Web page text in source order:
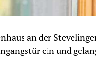
an der
ein und